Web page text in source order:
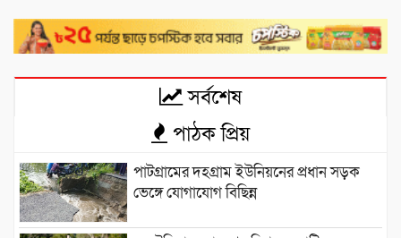
সর্বশেষ
পাঠক প্রিয়
পাটগ্রামের দহগ্রাম ইউনিয়নের প্রধান সড়ক
ভেঙ্গে যোগাযোগ বিছিন্ন